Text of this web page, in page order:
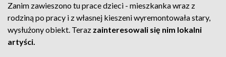
Zanim zawieszono tu prace dzieci - mieszkanka wraz z
rodziną po pracy i z własnej kieszeni wyremontowała stary,
wysłużony obiekt. Teraz zainteresowali się nim lokalni
artyści.